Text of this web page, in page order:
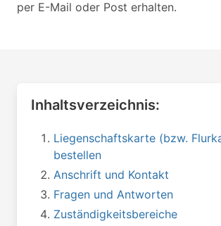
per E-Mail oder Post erhalten.
Inhaltsverzeichnis:
Liegenschaftskarte (bzw.
bestellen
Anschrift und Kontakt
Fragen und Antworten
Zuständigkeitsbereiche